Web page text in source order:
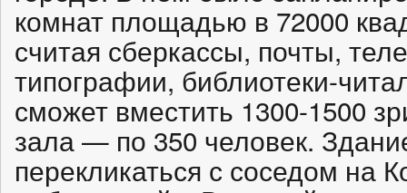
комнат площадью в 72000
считая сберкассы, почты,
типографии, библиотеки-
сможет вместить 1300-1500
зала — по 350 человек.
перекликаться с соседом на